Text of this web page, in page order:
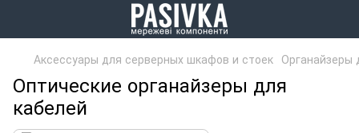
Аксессуары для серверных шкафов и стоек Органайзеры
Оптические органайзеры для
кабелей